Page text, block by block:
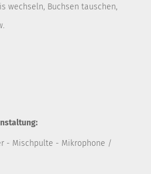
wechseln, Buchsen tauschen,
- Mischpulte - Mikrophone /